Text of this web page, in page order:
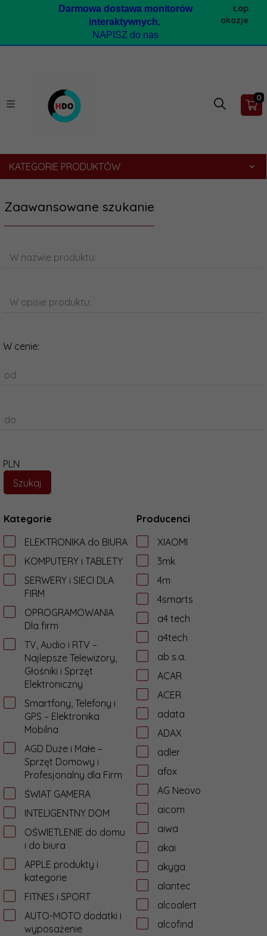
Darmowa dostawa monitorów
interaktywnych.
NAPISZ do nas
Łap
okazje
0
KATEGORIE PRODUKTÓW
Zaawansowane szukanie
W nazwie produktu:
W opisie produktu:
W cenie:
od
do
PLN
Kategorie
ELEKTRONIKA do BIURA
KOMPUTERY i TABLETY
SERWERY i SIECI DLA
FIRM
OPROGRAMOWANIA
Dla firm
TV, Audio i RTV –
Najlepsze Telewizory,
Głośniki i Sprzęt
Elektroniczny
Smartfony, Telefony i
GPS – Elektronika
Mobilna
AGD Duże i Małe –
Sprzęt Domowy i
Profesjonalny dla Firm
ŚWIAT GAMERA
INTELIGENTNY DOM
OŚWIETLENIE do domu
i do biura
APPLE produkty i
kategorie
FITNES i SPORT
AUTO-MOTO dodatki i
wyposażenie
Producenci
XIAOMI
3mk
4m
4smarts
a4 tech
a4tech
ab s.a.
ACAR
ACER
adata
ADAX
adler
afox
AG Neovo
aicom
aiwa
akai
akyga
alantec
alcoalert
alcofind